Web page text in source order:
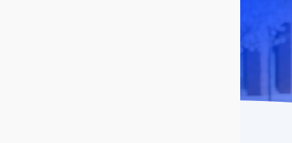
UCZELNIE